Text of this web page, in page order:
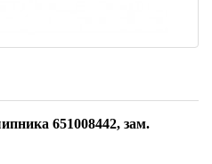
651008442, зам.